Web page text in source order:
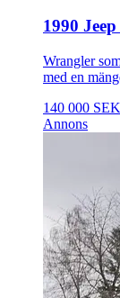
1990
Wrangler
med en
140 000 SEK
Annons